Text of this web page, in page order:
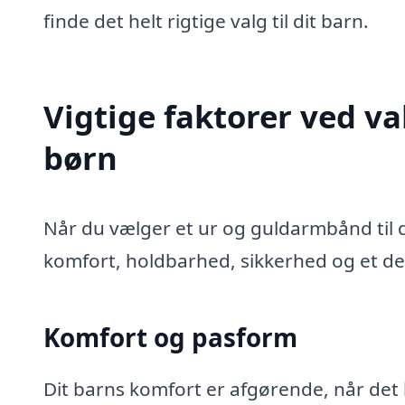
finde det helt rigtige valg til dit barn.
Vigtige faktorer ved
børn
Når du vælger et ur og guldarmbånd til
komfort, holdbarhed, sikkerhed og et
Komfort og pasform
Dit barns komfort er afgørende, når